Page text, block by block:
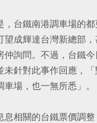
，台鐵南港調車場的
望成輝達台灣新總部
仲詢問。不過，台鐵
未針對此事作回應，
場，也一無所悉」。
息相關的台鐵票價調